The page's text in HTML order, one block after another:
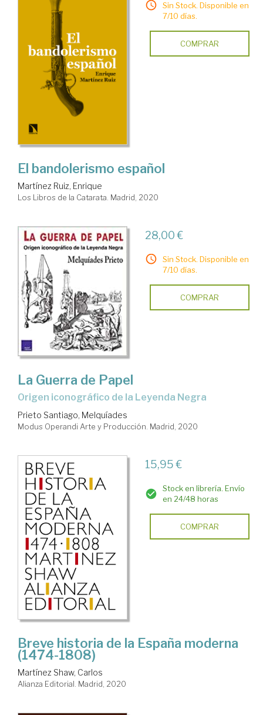
Sin Stock. Disponible en
7/10 días.
COMPRAR
El bandolerismo español
Martínez Ruiz, Enrique
Los Libros de la Catarata. Madrid, 2020
28,00 €
Sin Stock. Disponible en
7/10 días.
COMPRAR
La Guerra de Papel
Origen iconográfico de la Leyenda Negra
Prieto Santiago, Melquíades
Modus Operandi Arte y Producción. Madrid, 2020
15,95 €
Stock en librería. Envío
en 24/48 horas
COMPRAR
Breve historia de la España moderna
(1474-1808)
Martínez Shaw, Carlos
Alianza Editorial. Madrid, 2020